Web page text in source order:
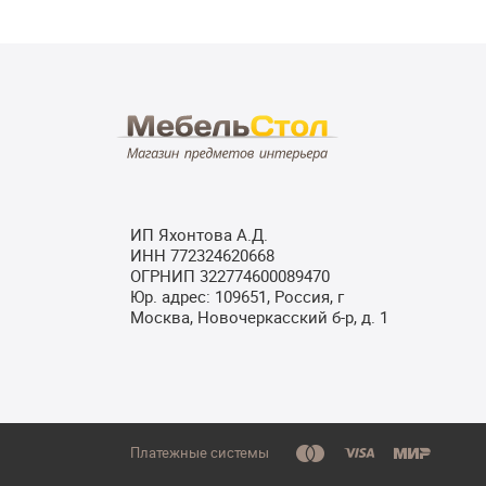
ИП Яхонтова А.Д.
ИНН 772324620668
ОГРНИП 322774600089470
Юр. адрес: 109651, Россия, г
Москва, Новочеркасский б-р, д. 1
Платежные системы